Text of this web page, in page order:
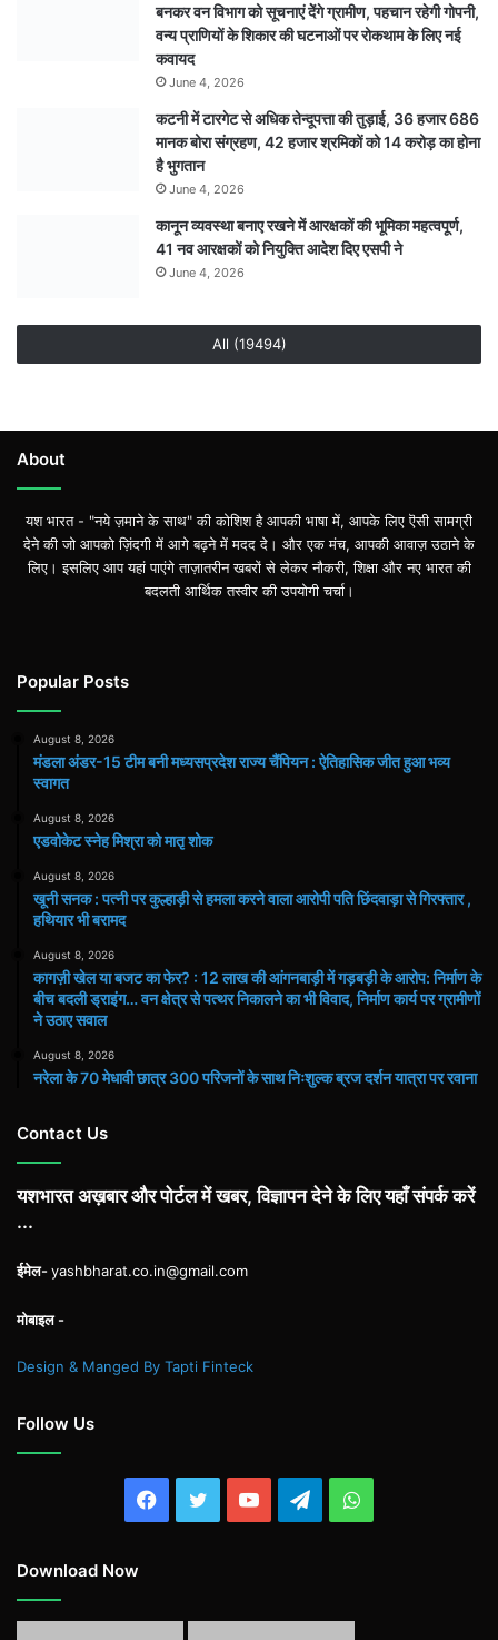
बनकर वन विभाग को सूचनाएं देेंगे ग्रामीण, पहचान रहेगी गोपनी,
वन्य प्राणियों के शिकार की घटनाओं पर रोकथाम के लिए नई
कवायद
June 4, 2026
कटनी में टारगेट से अधिक तेन्दूपत्ता की तुड़ाई, 36 हजार 686
मानक बोरा संग्रहण, 42 हजार श्रमिकों को 14 करोड़ का होना
है भुगतान
June 4, 2026
कानून व्यवस्था बनाए रखने में आरक्षकों की भूमिका महत्वपूर्ण,
41 नव आरक्षकों को नियुक्ति आदेश दिए एसपी ने
June 4, 2026
All (19494)
About
यश भारत - "नये ज़माने के साथ" की कोशिश है आपकी भाषा में, आपके लिए ऎसी सामग्री
देने की जो आपको ज़िंदगी में आगे बढ़ने में मदद दे। और एक मंच, आपकी आवाज़ उठाने के
लिए। इसलिए आप यहां पाएंगे ताज़ातरीन खबरों से लेकर नौकरी, शिक्षा और नए भारत की
बदलती आर्थिक तस्वीर की उपयोगी चर्चा।
Popular Posts
August 8, 2026
मंडला अंडर-15 टीम बनी मध्यसप्रदेश राज्य चैंपियन : ऐतिहासिक जीत हुआ भव्य
स्वागत
August 8, 2026
एडवोकेट स्नेह मिश्रा को मातृ शोक
August 8, 2026
खूनी सनक : पत्नी पर कुल्हाड़ी से हमला करने वाला आरोपी पति छिंदवाड़ा से गिरफ्तार ,
हथियार भी बरामद
August 8, 2026
कागज़ी खेल या बजट का फेर? : 12 लाख की आंगनबाड़ी में गड़बड़ी के आरोप: निर्माण के
बीच बदली ड्राइंग… वन क्षेत्र से पत्थर निकालने का भी विवाद, निर्माण कार्य पर ग्रामीणों
ने उठाए सवाल
August 8, 2026
नरेला के 70 मेधावी छात्र 300 परिजनों के साथ निःशुल्क ब्रज दर्शन यात्रा पर रवाना
Contact Us
यशभारत अख़बार और पोर्टल में खबर, विज्ञापन देने के लिए यहाँ संपर्क करें
...
ईमेल-yashbharat.co.in@gmail.com
मोबाइल -
Design & Manged By Tapti Finteck
Follow Us
Facebook
TwitterYouTubeTelegramWhatsApp
Download Now